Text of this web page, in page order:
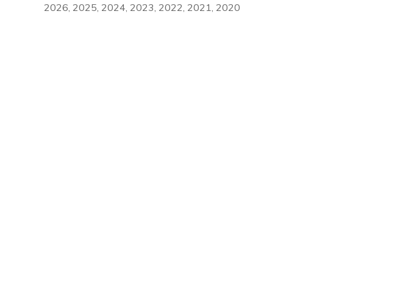
2026, 2025, 2024, 2023, 2022, 2021, 2020